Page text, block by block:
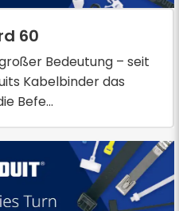
60
Bedeutung – seit
Kabelbinder das
Befe...